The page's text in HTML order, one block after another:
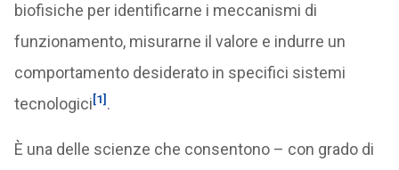
biofisiche per identificarne i meccanismi di
funzionamento, misurarne il valore e indurre un
comportamento desiderato in specifici sistemi
tecnologici[1] .
È una delle scienze che consentono – con grado di